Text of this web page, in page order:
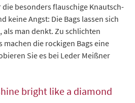
besonders flauschige Knautsch-
keine Angst: Die Bags lassen sich
man denkt. Zu schlichten
die rockigen Bags eine
Sie es bei Leder Meißner
bright like a diamond